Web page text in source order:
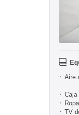
Aire
Caja
TV